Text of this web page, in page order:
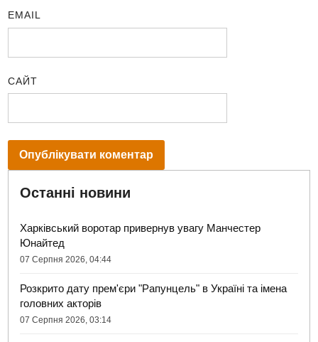
EMAIL
САЙТ
Останні новини
Харківський воротар привернув увагу Манчестер
Юнайтед
07 Серпня 2026, 04:44
Розкрито дату прем'єри "Рапунцель" в Україні та імена
головних акторів
07 Серпня 2026, 03:14